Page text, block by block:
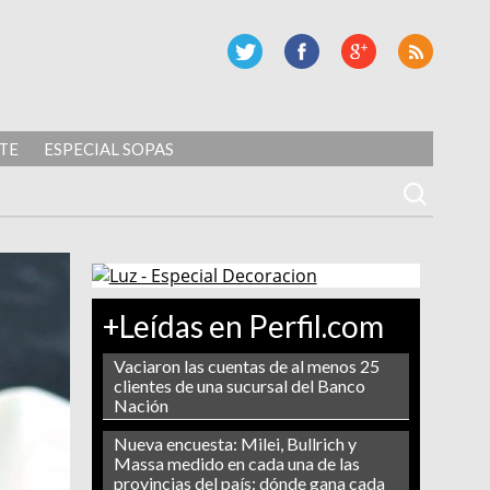
ESPECIAL SOPAS
+Leídas en Perfil.com
Vaciaron las cuentas de al menos 25
clientes de una sucursal del Banco
Nación
Nueva encuesta: Milei, Bullrich y
Massa medido en cada una de las
provincias del país: dónde gana cada